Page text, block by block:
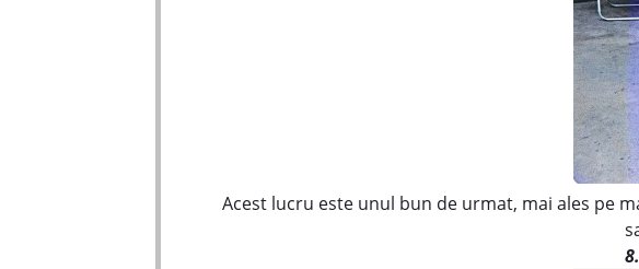
Acest lucru este unul bun de urmat, mai ales pe